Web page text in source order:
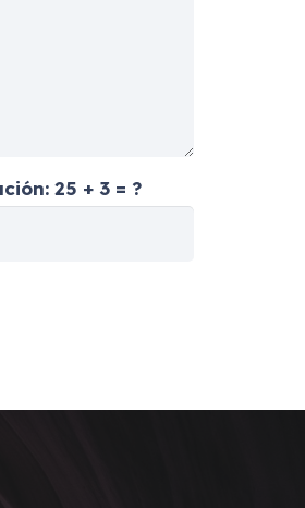
25 + 3 = ?